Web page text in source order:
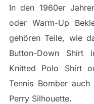
In den 1960er
oder Warm-Up
gehören Teile, wie
Button-Down Shirt
Knitted Polo Shirt
Tennis Bomber
Perry Silhouette.